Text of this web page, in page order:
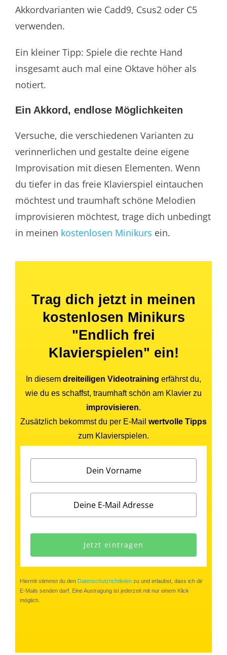
Akkordvarianten wie Cadd9, Csus2 oder C5
verwenden.
Ein kleiner Tipp: Spiele die rechte Hand
insgesamt auch mal eine Oktave höher als
notiert.
Ein Akkord, endlose Möglichkeiten
Versuche, die verschiedenen Varianten zu
verinnerlichen und gestalte deine eigene
Improvisation mit diesen Elementen. Wenn
du tiefer in das freie Klavierspiel eintauchen
möchtest und traumhaft schöne Melodien
improvisieren möchtest, trage dich unbedingt
in meinen kostenlosen Minikurs ein.
Trag dich jetzt in meinen
kostenlosen Minikurs
"Endlich frei
Klavierspielen" ein!
In diesem dreiteiligen Videotraining erfährst du,
wie du es schaffst, traumhaft schön am Klavier zu
improvisieren.
Zusätzlich bekommst du per E-Mail wertvolle Tipps
zum Klavierspielen.
Jetzt eintragen
Hiermit stimmst du den Datenschutzrichtlinien zu und erlaubst, dass ich dir
E-Mails senden darf. Eine Austragung ist jederzeit mit nur einem Klick
möglich.